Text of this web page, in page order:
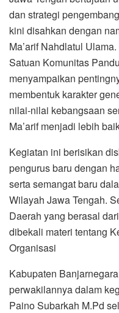
dan strategi
kini disahkan dengan
Ma’arif Nahdlatul
Satuan Komunitas
menyampaikan
membentuk karakter
nilai-nilai kebangsaan
Ma’arif menjadi lebih
Kegiatan ini berisikan
pengurus baru dengan
serta semangat baru
Wilayah Jawa Tengah.
Daerah yang berasal
dibekali materi tentang
Organisasi
Kabupaten
perwakilannya dalam
Paino Subarkah M.Pd